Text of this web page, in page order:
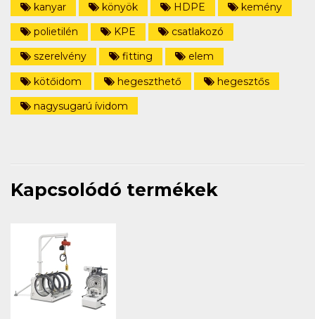
kanyar
könyök HDPE
kemény
polietilén
KPE
csatlakozó
szerelvény
fitting
elem
kötőidom
hegeszthető
hegesztős
nagysugarú ívidom
Kapcsolódó termékek